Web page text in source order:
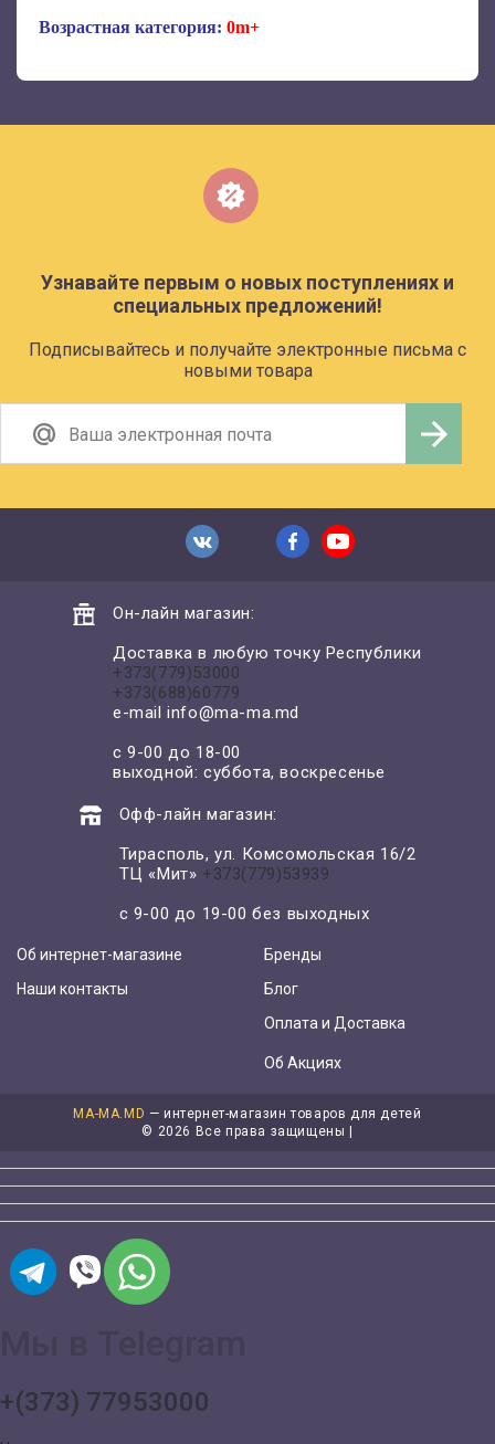
Возрастная категория: 0m+
Узнавайте первым о новых поступлениях и
специальных предложений!
Подписывайтесь и получайте электронные письма с
новыми товара
Он-лайн магазин:
Доставка в любую точку Республики
+373(779)53000
+373(688)60779
e-mailinfo@ma-ma.md
с 9-00 до 18-00
выходной: суббота, воскресенье
Офф-лайн магазин:
Тирасполь, ул. Комсомольская 16/2
ТЦ «Мит» +373(779)53939
с 9-00 до 19-00 без выходных
Об интернет-магазине
Наши контакты
Бренды
Блог
Оплата и Доставка
Об Акциях
MA-MA.MD — интернет-магазин товаров для детей
© 2026 Все права защищены |
+(373) 77953000